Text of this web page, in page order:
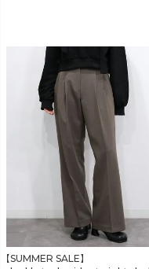
【SUMMER SALE】